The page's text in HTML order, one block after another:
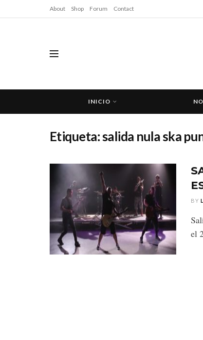
About Shop Forum Contact
INICIO
Etiqueta:salida nula ska
BY
el